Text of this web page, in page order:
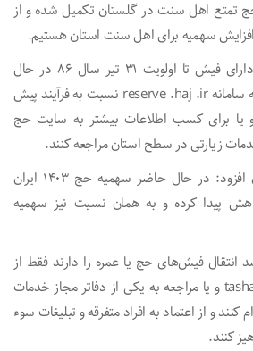
تمتع اهل سنت در گلستان تکمیل شده و از
سهمیه برای اهل سنت استان هستیم.
او گفت: متقاضیان شیعه دارای فیش تا اولویت ۳۱ تیر سال ۸۶ در حال
حاضر می‌توانند با مراجعه به سامانه reserve .haj .ir نسبت به فرآیند پیش
یا برای کسب اطلاعات بیشتر به سایت حج
زیارتی در سطح استان مراجعه کنند.
مدیر حج و زیارت گلستان افزود: در حال حاضر سهمیه حج ۱۴۰۳ ایران
پیدا کرده و به همان نسبت نیز سهمیه
انتقال فیش‌های حج یا عمره را دارند فقط از
طریق سامانه tasharof .haj .ir و یا مراجعه به یکی از دفاتر مجاز خدمات
و از اعتماد به افراد متفرقه و تبلیغات سوء
کنند.